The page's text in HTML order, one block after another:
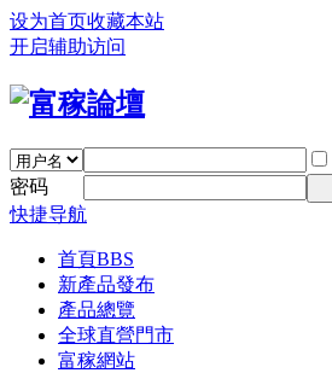
设为首页收藏本站
开启辅助访问
密码
快捷导航
首頁BBS
新產品發布
產品總覽
全球直營門市
富稼網站